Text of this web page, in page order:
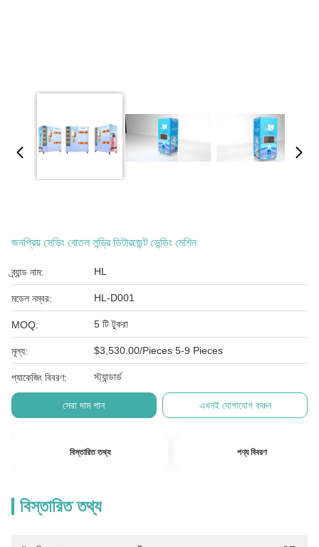
জনপ্রিয় সেভিং বোতল লন্ড্রি ডিটারজেন্ট ভেন্ডিং মেশিন
ব্র্যান্ড নাম: HL
মডেল নম্বর: HL-D001
MOQ: 5 টি টুকরা
মূল্য: $3,530.00/Pieces 5-9 Pieces
প্যাকেজিং বিবরণ: স্ট্যান্ডার্ড
সেরা দাম পান এখনই যোগাযোগ করুন
বিস্তারিত তথ্য পণ্য বিবরণ
বিস্তারিত তথ্য